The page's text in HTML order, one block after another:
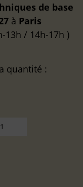
de base
à Paris
13h / 14h-17h )
quantité :